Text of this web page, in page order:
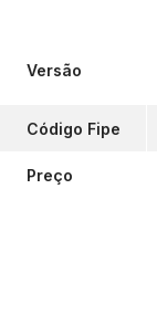
Versão
Código Fipe
Preço